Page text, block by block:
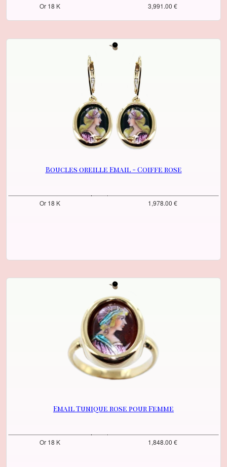
Or 18 K
3,991.00 €
Boucles oreille Email - Coiffe rose
Or 18 K 1,978.00 €
Email Tunique rose pour Femme
Or 18 K 1,848.00 €